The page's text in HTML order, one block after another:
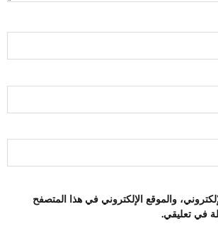
والموقع الإلكتروني في هذا المتصفح
في تعليقي.